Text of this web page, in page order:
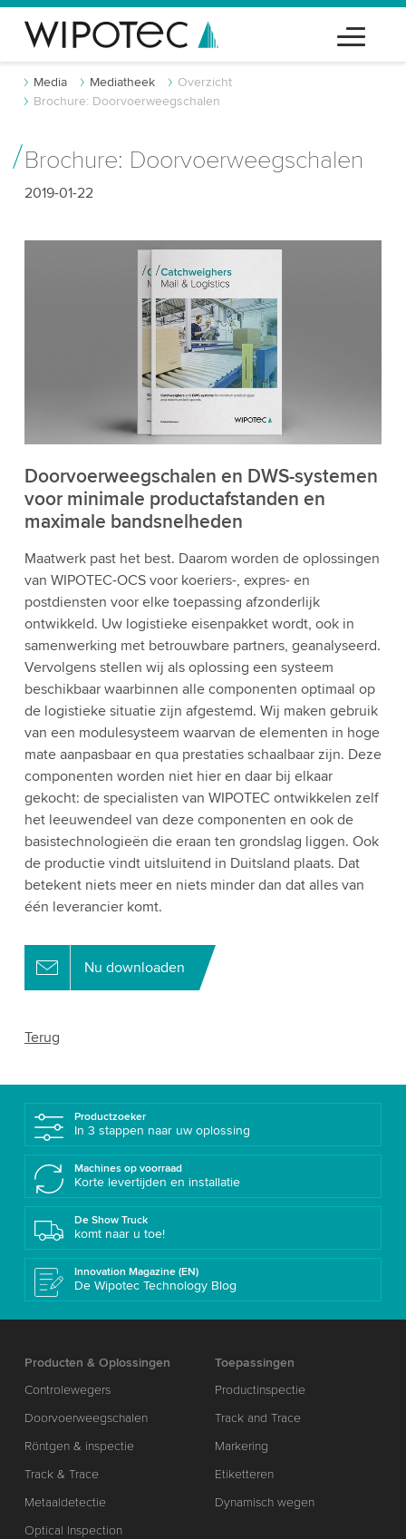
Media Mediatheek
Overzicht
Brochure: Doorvoerweegschalen
Brochure: Doorvoerweegschalen
2019-01-22
Doorvoerweegschalen en DWS-systemen
voor minimale productafstanden en
maximale bandsnelheden
Maatwerk past het best. Daarom worden de oplossingen
van WIPOTEC-OCS voor koeriers-, expres- en
postdiensten voor elke toepassing afzonderlijk
ontwikkeld. Uw logistieke eisenpakket wordt, ook in
samenwerking met betrouwbare partners, geanalyseerd.
Vervolgens stellen wij als oplossing een systeem
beschikbaar waarbinnen alle componenten optimaal op
de logistieke situatie zijn afgestemd. Wij maken gebruik
van een modulesysteem waarvan de elementen in hoge
mate aanpasbaar en qua prestaties schaalbaar zijn. Deze
componenten worden niet hier en daar bij elkaar
gekocht: de specialisten van WIPOTEC ontwikkelen zelf
het leeuwendeel van deze componenten en ook de
basistechnologieën die eraan ten grondslag liggen. Ook
de productie vindt uitsluitend in Duitsland plaats. Dat
betekent niets meer en niets minder dan dat alles van
één leverancier komt.
Nu downloaden
Terug
Productzoeker
In 3 stappen naar uw oplossing
Machines op voorraad
Korte levertijden en installatie
De Show Truck
komt naar u toe!
Innovation Magazine (EN)
De Wipotec Technology Blog
Producten & Oplossingen
Controlewegers
Doorvoerweegschalen
Röntgen & inspectie
Track & Trace
Metaaldetectie
Optical Inspection
Toepassingen
Productinspectie
Track and Trace
Markering
Etiketteren
Dynamisch wegen